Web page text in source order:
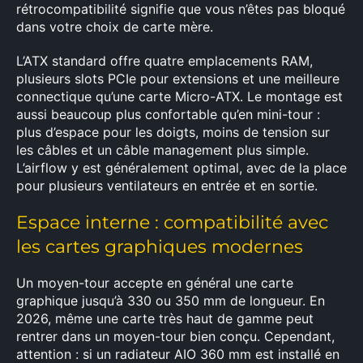
rétrocompatibilité signifie que vous n’êtes pas bloqué
dans votre choix de carte mère.
L’ATX standard offre quatre emplacements RAM,
plusieurs slots PCIe pour extensions et une meilleure
connectique qu’une carte Micro-ATX. Le montage est
aussi beaucoup plus confortable qu’en mini-tour :
plus d’espace pour les doigts, moins de tension sur
les câbles et un câble management plus simple.
L’airflow y est généralement optimal, avec de la place
pour plusieurs ventilateurs en entrée et en sortie.
Espace interne : compatibilité avec
les cartes graphiques modernes
Un moyen-tour accepte en général une carte
graphique jusqu’à 330 ou 350 mm de longueur. En
2026, même une carte très haut de gamme peut
rentrer dans un moyen-tour bien conçu. Cependant,
attention : si un radiateur AIO 360 mm est installé en